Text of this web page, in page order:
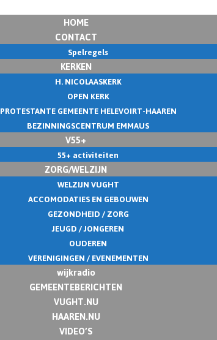
HOME
CONTACT
Spelregels
KERKEN
H. NICOLAASKERK
OPEN KERK
PROTESTANTE GEMEENTE HELEVOIRT-HAAREN
BEZINNINGSCENTRUM EMMAUS
V55+
55+ activiteiten
ZORG/WELZIJN
WELZIJN VUGHT
ACCOMODATIES EN GEBOUWEN
GEZONDHEID / ZORG
JEUGD / JONGEREN
OUDEREN
VERENIGINGEN / EVENEMENTEN
wijkradio
GEMEENTEBERICHTEN
VUGHT.NU
HAAREN.NU
VIDEO’S